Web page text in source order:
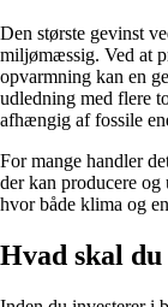
Den største gevinst
miljømæssig. Ved at
opvarmning kan en
udledning med flere
afhængig af fossile
For mange handler
der kan producere
hvor både klima og
Hvad skal